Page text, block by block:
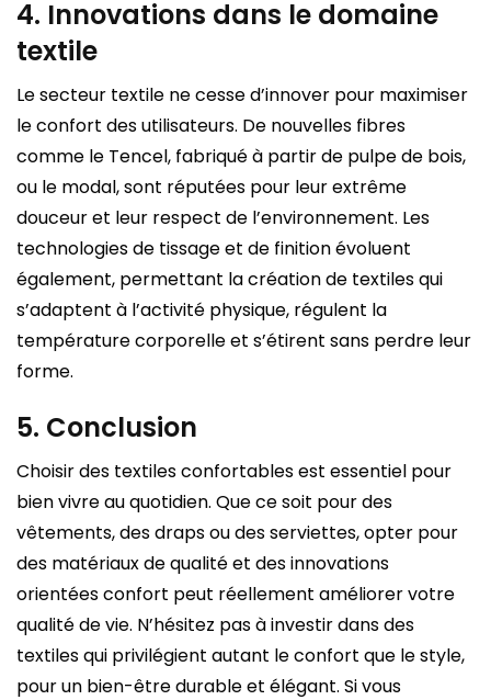
4. Innovations dans le domaine
textile
Le secteur textile ne cesse d’innover pour maximiser
le confort des utilisateurs. De nouvelles fibres
comme le Tencel, fabriqué à partir de pulpe de bois,
ou le modal, sont réputées pour leur extrême
douceur et leur respect de l’environnement. Les
technologies de tissage et de finition évoluent
également, permettant la création de textiles qui
s’adaptent à l’activité physique, régulent la
température corporelle et s’étirent sans perdre leur
forme.
5. Conclusion
Choisir des textiles confortables est essentiel pour
bien vivre au quotidien. Que ce soit pour des
vêtements, des draps ou des serviettes, opter pour
des matériaux de qualité et des innovations
orientées confort peut réellement améliorer votre
qualité de vie. N’hésitez pas à investir dans des
textiles qui privilégient autant le confort que le style,
pour un bien-être durable et élégant. Si vous